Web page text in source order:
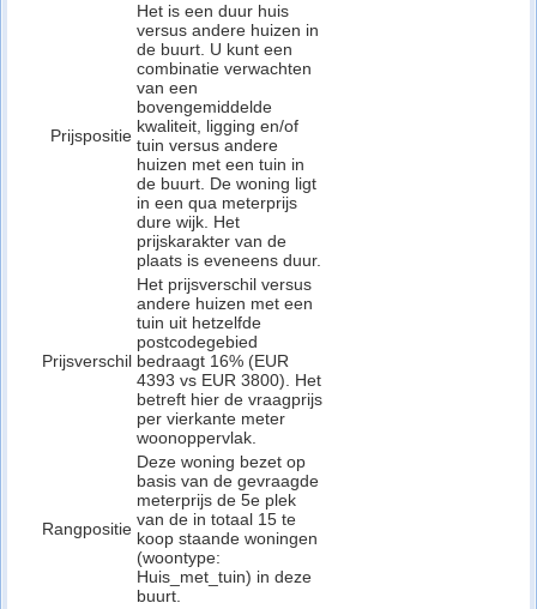
Prijspositie
Het is een duur huis
versus andere huizen in
de buurt. U kunt een
combinatie verwachten
van een
bovengemiddelde
kwaliteit, ligging en/of
tuin versus andere
huizen met een tuin in
de buurt. De woning ligt
in een qua meterprijs
dure wijk. Het
prijskarakter van de
plaats is eveneens duur.
Prijsverschil
Het prijsverschil versus
andere huizen met een
tuin uit hetzelfde
postcodegebied
bedraagt 16% (EUR
4393 vs EUR 3800). Het
betreft hier de vraagprijs
per vierkante meter
woonoppervlak.
Rangpositie
Deze woning bezet op
basis van de gevraagde
meterprijs de 5e plek
van de in totaal 15 te
koop staande woningen
(woontype:
Huis_met_tuin) in deze
buurt.